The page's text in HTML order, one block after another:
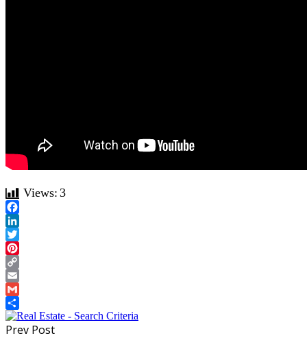
Views: 3
Facebook
LinkedIn
Twitter
Pinterest
Copy
Link
Email
Gmail
Share
Prev Post